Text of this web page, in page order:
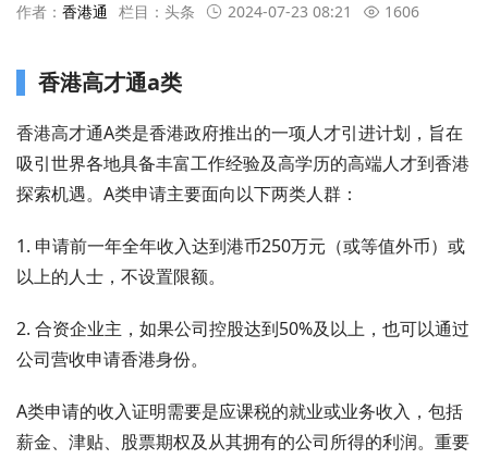
作者： 香港通 栏目： 头条 2024-07-23 08:21 1606
香港高才通a类
香港高才通A类是香港政府推出的一项人才引进计划，旨在
吸引世界各地具备丰富工作经验及高学历的高端人才到香港
探索机遇。A类申请主要面向以下两类人群：
1. 申请前一年全年收入达到港币250万元（或等值外币）或
以上的人士，不设置限额。
2. 合资企业主，如果公司控股达到50%及以上，也可以通过
公司营收申请香港身份。
A类申请的收入证明需要是应课税的就业或业务收入，包括
薪金、津贴、股票期权及从其拥有的公司所得的利润。重要